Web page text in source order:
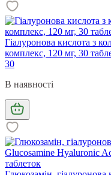
Гіалуронова кислота з
комплекс, 120 мг, 30
30
В наявності